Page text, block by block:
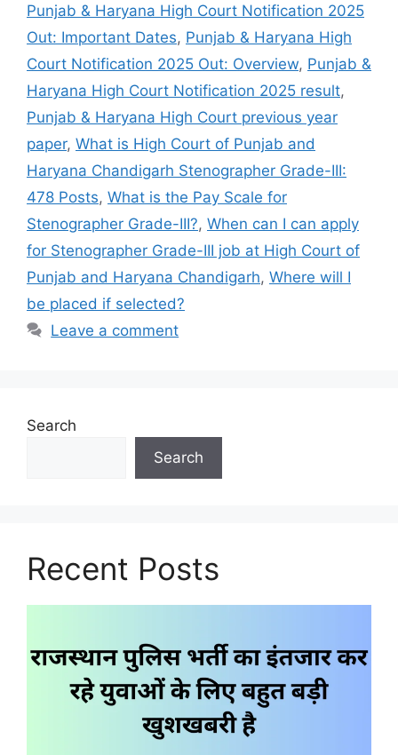
Punjab & Haryana High Court Notification 2025
Out: Important Dates, Punjab & Haryana High
Court Notification 2025 Out: Overview, Punjab &
Haryana High Court Notification 2025 result,
Punjab & Haryana High Court previous year
paper, What is High Court of Punjab and
Haryana Chandigarh Stenographer Grade-III:
478 Posts, What is the Pay Scale for
Stenographer Grade-III?, When can I can apply
for Stenographer Grade-III job at High Court of
Punjab and Haryana Chandigarh, Where will I
be placed if selected?
Leave a comment
Search
Search
Recent Posts